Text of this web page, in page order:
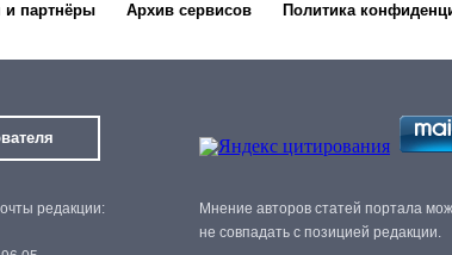
и партнёры Архив сервисов Политика
редакции:
Мнение авторов статей портала
не совпадать с позицией редакции.